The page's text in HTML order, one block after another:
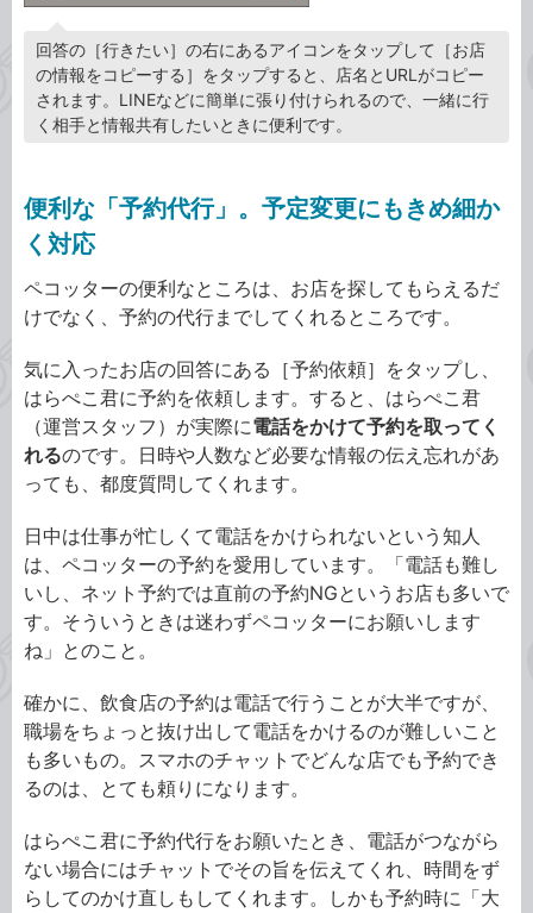
回答の［行きたい］の右にあるアイコンをタップして［お店
の情報をコピーする］をタップすると、店名とURLがコピー
されます。LINEなどに簡単に張り付けられるので、一緒に行
く相手と情報共有したいときに便利です。
便利な「予約代行」。予定変更にもきめ細か
く対応
ペコッターの便利なところは、お店を探してもらえるだ
けでなく、予約の代行までしてくれるところです。
気に入ったお店の回答にある［予約依頼］をタップし、
はらぺこ君に予約を依頼します。すると、はらぺこ君
（運営スタッフ）が実際に電話をかけて予約を取ってく
れるのです。日時や人数など必要な情報の伝え忘れがあ
っても、都度質問してくれます。
日中は仕事が忙しくて電話をかけられないという知人
は、ペコッターの予約を愛用しています。「電話も難し
いし、ネット予約では直前の予約NGというお店も多いで
す。そういうときは迷わずペコッターにお願いします
ね」とのこと。
確かに、飲食店の予約は電話で行うことが大半ですが、
職場をちょっと抜け出して電話をかけるのが難しいこと
も多いもの。スマホのチャットでどんな店でも予約でき
るのは、とても頼りになります。
はらぺこ君に予約代行をお願いたとき、電話がつながら
ない場合にはチャットでその旨を伝えてくれ、時間をず
らしてのかけ直しもしてくれます。しかも予約時に「大